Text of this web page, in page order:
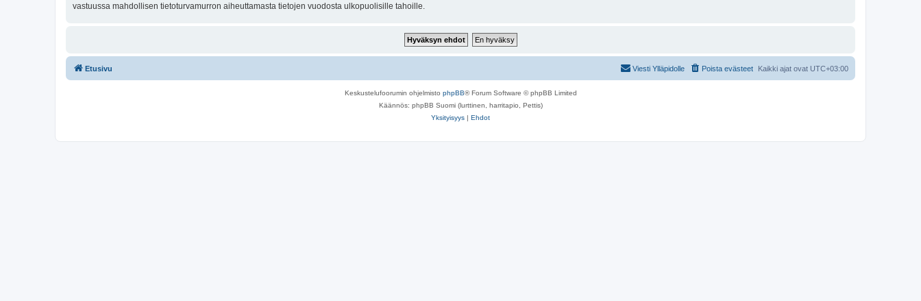
vastuussa mahdollisen tietoturvamurron aiheuttamasta tietojen vuodosta ulkopuolisille tahoille.
Etusivu Kaikki ajat ovat UTC+03:00
Poista evästeet
Viesti Ylläpidolle
Keskustelufoorumin ohjelmisto phpBB® Forum Software © phpBB Limited
Käännös: phpBB Suomi (lurttinen, harritapio, Pettis)
Yksityisyys | Ehdot